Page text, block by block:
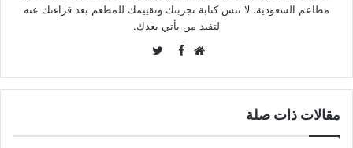
مطاعم السعودية. لا تنس كتابة تجربتك وتقييمك للمطعم بعد قراءتك عنه
لتفيد من يأتي بعدك.
Facebook
مقالات ذات صلة